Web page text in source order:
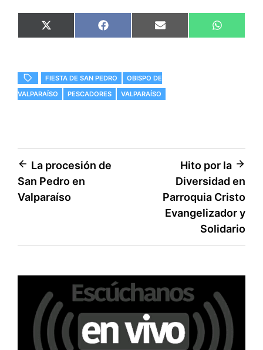
Compartir
en
X
(
t
t
e
Compartir
en
F
a
o
o
k
Compartir
en
E
m
en
W
h
FIESTA DE SAN PEDRO
OBISPO DE
VALPARAÍSO
PESCADORES VALPARAÍSO
Navegación
de
La procesión de
San Pedro en
Valparaíso
Hito por la
Diversidad en
Parroquia Cristo
Evangelizador y
Solidario